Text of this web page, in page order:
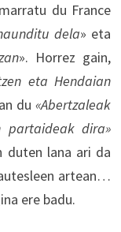
du France
dela» eta
». Horrez gain,
eta Hendaian
du «Abertzaleak
partaideak dira»
duten lana ari da
artean…
ere badu.